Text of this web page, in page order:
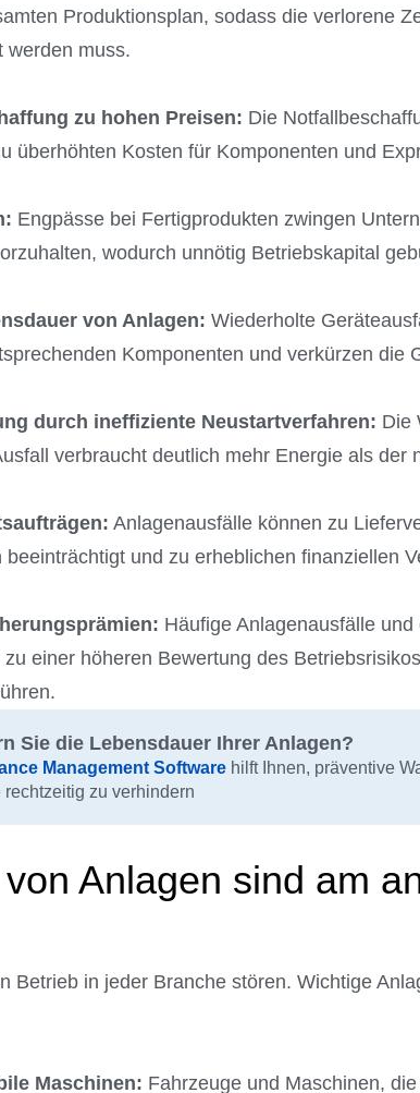
Produktionsplan, sodass die verlorene
werden muss.
zu hohen Preisen: Die
überhöhten Kosten für Komponenten und
Engpässe bei Fertigprodukten zwingen
wodurch unnötig Betriebskapital
von Anlagen: Wiederholte
Komponenten und verkürzen die
durch ineffiziente Neustartverfahren: Die
verbraucht deutlich mehr Energie als der
Anlagenausfälle können zu
und zu erheblichen finanziellen
Häufige Anlagenausfälle
einer höheren Bewertung des
Sie die Lebensdauer Ihrer Anlagen?
Management Software hilft Ihnen, präventive
zu verhindern
Anlagen sind am
Betrieb in jeder Branche stören. Wichtige
Maschinen: Fahrzeuge und Maschinen,